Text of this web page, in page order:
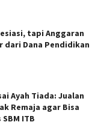
tapi Anggaran
dari Dana Pendidikan
Ayah Tiada: Jualan
Remaja agar Bisa
ITB